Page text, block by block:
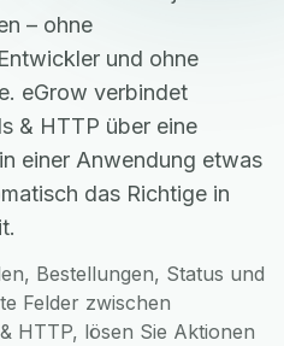
– ohne
und ohne
eGrow verbindet
& HTTP über eine
einer Anwendung etwas
das Richtige in
Bestellungen, Status und
Felder zwischen
HTTP, lösen Sie Aktionen